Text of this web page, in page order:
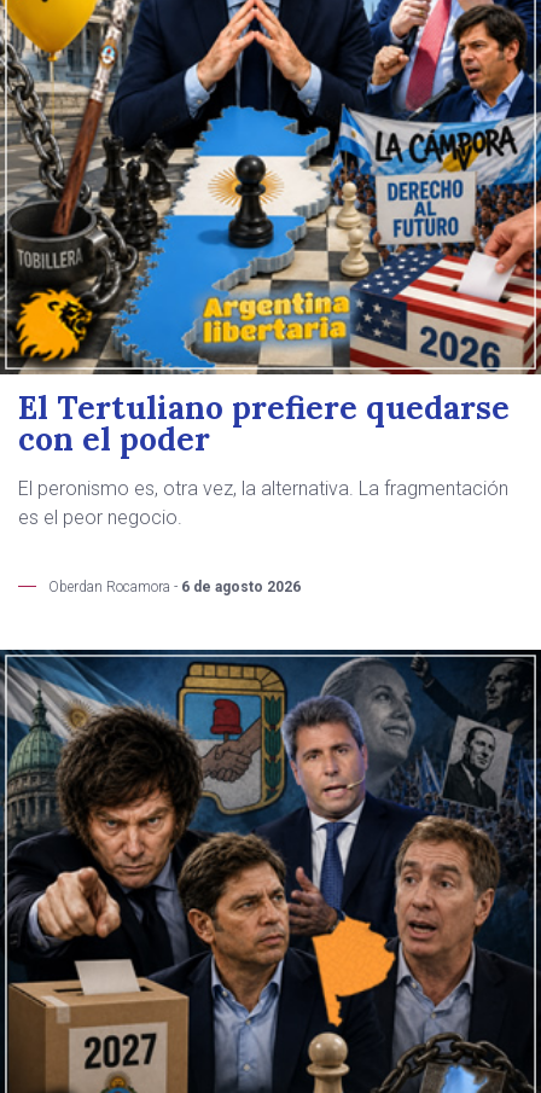
El Tertuliano prefiere quedarse
con el poder
El peronismo es, otra vez, la alternativa. La fragmentación
es el peor negocio.
Oberdan Rocamora - 6 de agosto 2026